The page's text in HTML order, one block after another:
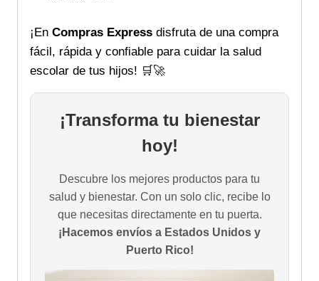
¡En Compras Express disfruta de una compra
fácil, rápida y confiable para cuidar la salud
escolar de tus hijos! 🛒🚀
¡Transforma tu bienestar
hoy!
Descubre los mejores productos para tu
salud y bienestar. Con un solo clic, recibe lo
que necesitas directamente en tu puerta.
¡Hacemos envíos a Estados Unidos y
Puerto Rico!